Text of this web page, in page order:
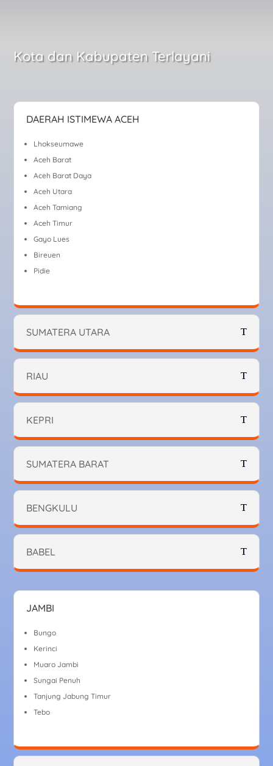
Kota dan Kabupaten Terlayani
DAERAH ISTIMEWA ACEH
Lhokseumawe
Aceh Barat
Aceh Barat Daya
Aceh Utara
Aceh Tamiang
Aceh Timur
Gayo Lues
Bireuen
Pidie
SUMATERA UTARA
RIAU
KEPRI
SUMATERA BARAT
BENGKULU
BABEL
JAMBI
Bungo
Kerinci
Muaro Jambi
Sungai Penuh
Tanjung Jabung Timur
Tebo